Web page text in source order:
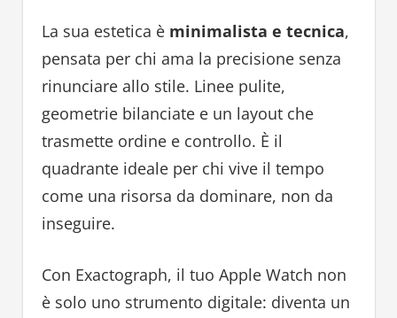
La sua estetica è minimalista e tecnica,
pensata per chi ama la precisione senza
rinunciare allo stile. Linee pulite,
geometrie bilanciate e un layout che
trasmette ordine e controllo. È il
quadrante ideale per chi vive il tempo
come una risorsa da dominare, non da
inseguire.
Con Exactograph, il tuo Apple Watch non
è solo uno strumento digitale: diventa un